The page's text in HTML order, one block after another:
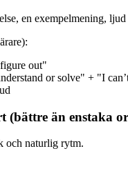
en exempelmening, ljud
out"
or solve" + "I
(bättre än enstaka
och naturlig rytm.